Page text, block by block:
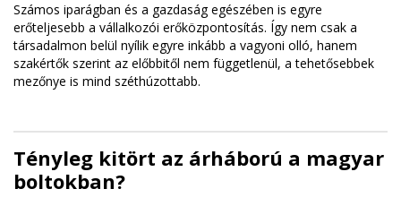
Számos iparágban és a gazdaság egészében is egyre
erőteljesebb a vállalkozói erőközpontosítás. Így nem csak a
társadalmon belül nyílik egyre inkább a vagyoni olló, hanem
szakértők szerint az előbbitől nem függetlenül, a tehetősebbek
mezőnye is mind széthúzottabb.
Tényleg kitört az árháború a magyar
boltokban?